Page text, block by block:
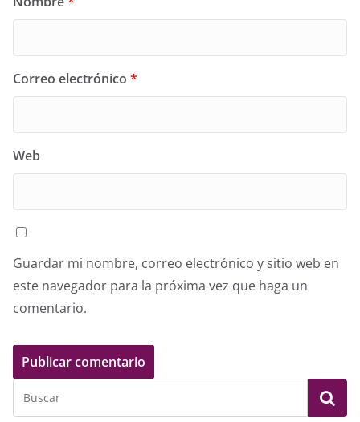
Correo electrónico *
Web
Guardar mi nombre, correo electrónico y sitio web en
este navegador para la próxima vez que haga un
comentario.